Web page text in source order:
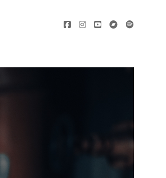
facebookinstagram
youtubebandcamp